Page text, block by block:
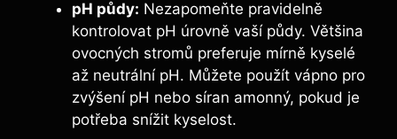
pH půdy: Nezapomeňte‍ pravidelně ​
kontrolovat pH⁢ úrovně vaší půdy. Většina⁢
ovocných stromů preferuje mírně kyselé
až neutrální pH. Můžete ⁣použít vápno pro
zvýšení pH nebo síran amonný, ​pokud‍ je
potřeba snížit kyselost.